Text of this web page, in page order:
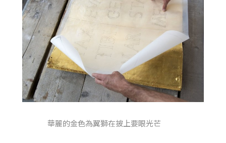
華麗的金色為翼獅在披上要眼光芒